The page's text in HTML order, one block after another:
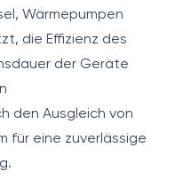
Wärmepumpen
die Effizienz des
der Geräte
den Ausgleich von
für eine zuverlässige